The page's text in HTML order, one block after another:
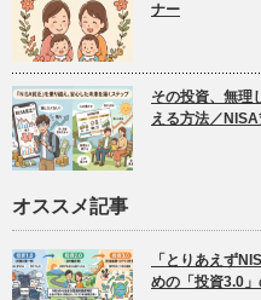
ナー
その投資、無理
える方法／
オススメ記事
「とりあえず
めの「投資3.0」